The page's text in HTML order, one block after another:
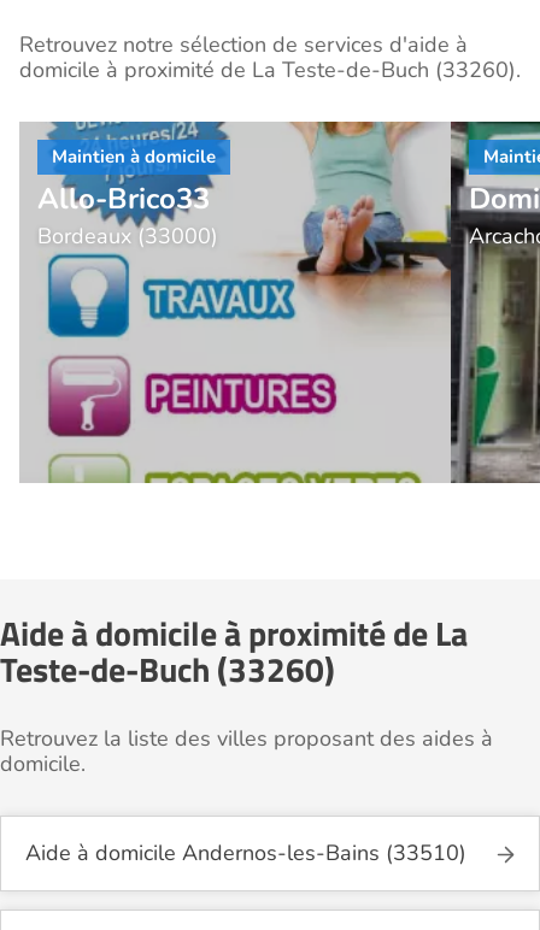
Retrouvez notre sélection de services d'aide à
domicile à proximité de La Teste-de-Buch (33260).
Allo-Brico33
Bordeaux (33000)
Aide à domicile à proximité de La
Teste-de-Buch (33260)
Retrouvez la liste des villes proposant des aides à
domicile.
Aide à domicile Andernos-les-Bains (33510)